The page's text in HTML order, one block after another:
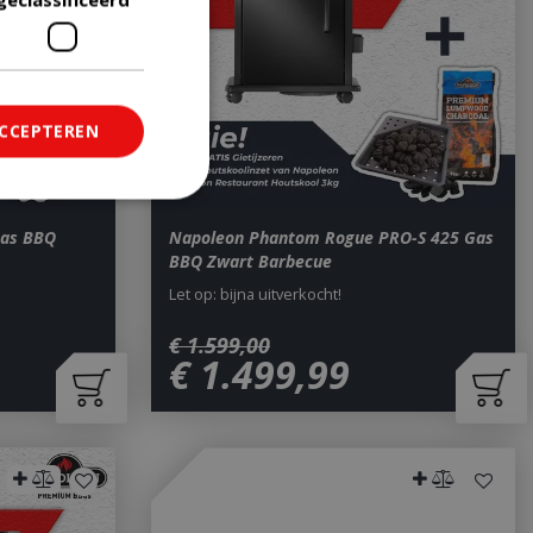
BBQ
Napoleon Phantom Rogue PRO-S 425 Gas
BBQ Zwart Barbecue
€ 1.599,00
€ 1.499,99
Let op: bijna uitverkocht!
en
onderscheid te
Dit is gunstig
van hun
with Google
significant update